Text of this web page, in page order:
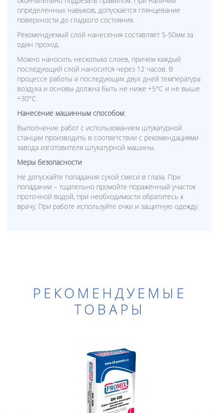
определенных навыков, допускается глянцевание
поверхности до гладкого состояния.
Рекомендуемый слой нанесения составляет 5-50мм за
один проход.
Можно наносить несколько слоев, причем каждый
последующий слой наносится через 12 часов. В
процессе работы и последующих двух дней температура
воздуха и основы должна быть не ниже +5°С и не выше
+30°С.
Нанесение машинным способом:
Выполнение работ с использованием штукатурной
станции производить в соответствии с рекомендациями
завода изготовителя штукатурной машины.
Меры безопасности
Не допускайте попадания сухой смеси в глаза. При
попадании – тщательно промойте поражённый участок
проточной водой, при необходимости обратитесь к
врачу. При работе используйте очки и защитную одежду.
РЕКОМЕНДУЕМЫЕ
ТОВАРЫ